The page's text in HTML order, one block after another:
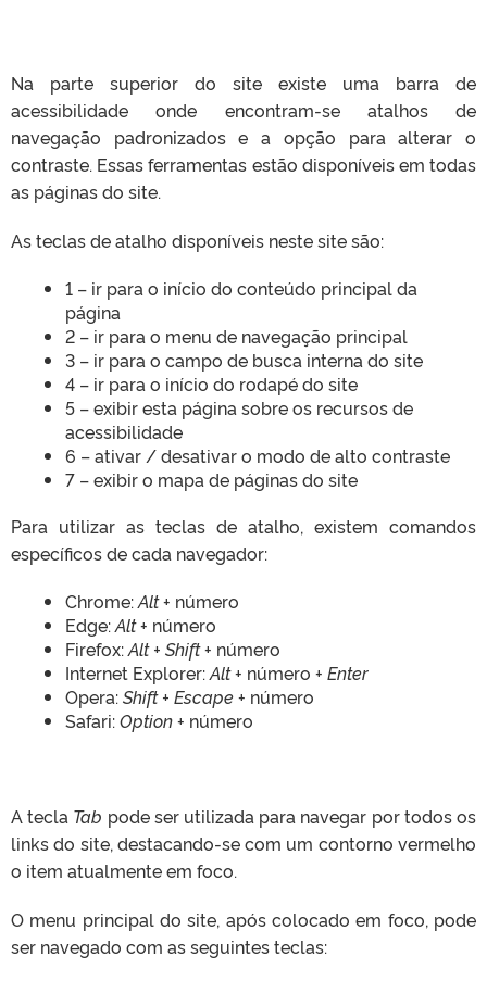
Na parte superior do site existe uma barra de
acessibilidade onde encontram-se atalhos de
navegação padronizados e a opção para alterar o
contraste. Essas ferramentas estão disponíveis em todas
as páginas do site.
As teclas de atalho disponíveis neste site são:
1 – ir para o início do conteúdo principal da
página
2 – ir para o menu de navegação principal
3 – ir para o campo de busca interna do site
4 – ir para o início do rodapé do site
5 – exibir esta página sobre os recursos de
acessibilidade
6 – ativar / desativar o modo de alto contraste
7 – exibir o mapa de páginas do site
Para utilizar as teclas de atalho, existem comandos
específicos de cada navegador:
Chrome:Alt+ número
Edge:Alt+ número
Firefox:Alt + Shift+ número
Internet Explorer:Alt+ número + Enter
Opera:Shift + Escape+ número
Safari:Option+ número
A tecla Tab pode ser utilizada para navegar por todos os
links do site, destacando-se com um contorno vermelho
o item atualmente em foco.
O menu principal do site, após colocado em foco, pode
ser navegado com as seguintes teclas: